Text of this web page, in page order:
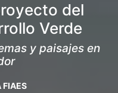
del
Verde
y paisajes en
FIAES